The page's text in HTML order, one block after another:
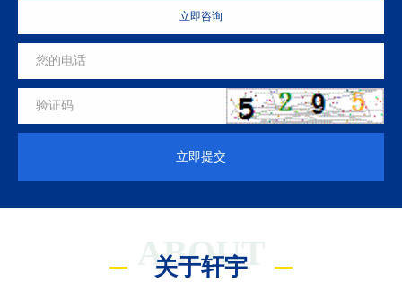
立即咨询
立即提交
ABOUT
关于轩宇